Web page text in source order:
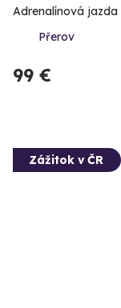
Adrenalínová
Přerov
99 €
Zážitok v ČR